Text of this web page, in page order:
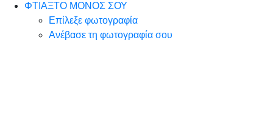
ΦΤΙΑΞΤΟ ΜΟΝΟΣ ΣΟΥ
Επίλεξε φωτογραφία
Ανέβασε τη φωτογραφία σου